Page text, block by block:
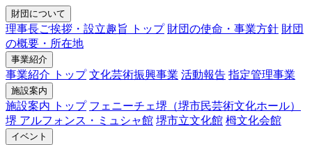
財団について
理事長ご挨拶・設立趣旨 トップ 財団の使命・事業方針 財団
の概要・所在地
事業紹介
事業紹介 トップ 文化芸術振興事業 活動報告 指定管理事業
施設案内
施設案内 トップ フェニーチェ堺（堺市民芸術文化ホール）
堺 アルフォンス・ミュシャ館 堺市立文化館 栂文化会館
イベント